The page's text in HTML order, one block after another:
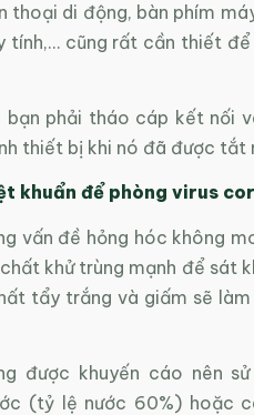
thoại di động, bàn phím
tính,… cũng rất cần thiết
bạn phải tháo cáp kết nối
thiết bị khi nó đã được tắt
khuẩn để phòng virus
vấn đề hỏng hóc không
khử trùng mạnh để sát
tẩy trắng và giấm sẽ
được khuyến cáo nên
(tỷ lệ nước 60%) hoặc